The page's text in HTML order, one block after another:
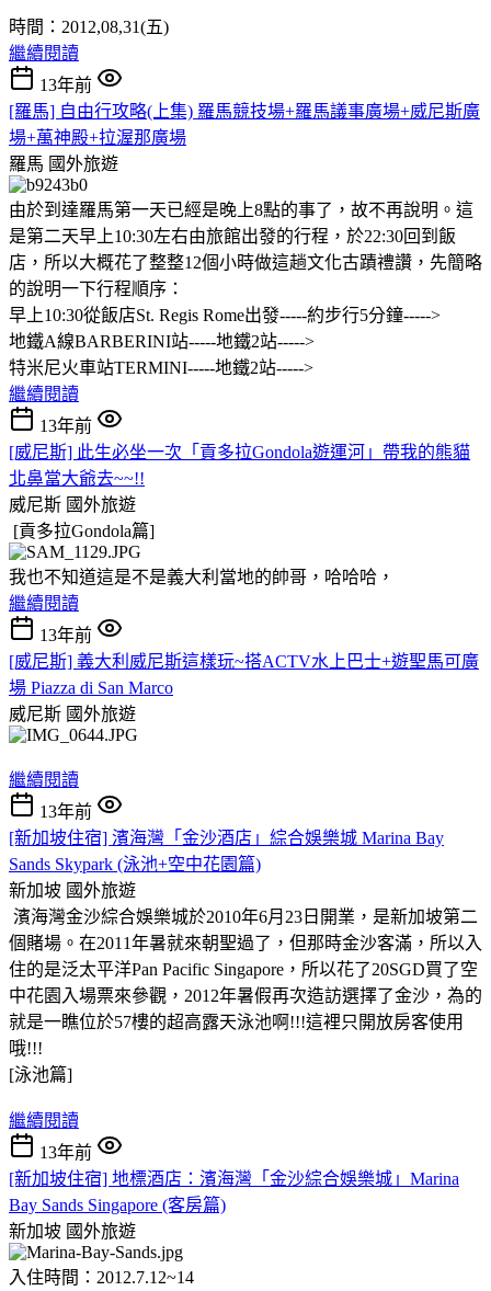
時間：2012,08,31(五)
繼續閱讀
13年前
[羅馬] 自由行攻略(上集) 羅馬競技場+羅馬議事廣場+威尼斯廣
場+萬神殿+拉渥那廣場
羅馬 國外旅遊
由於到達羅馬第一天已經是晚上8點的事了，故不再說明。這
是第二天早上10:30左右由旅館出發的行程，於22:30回到飯
店，所以大概花了整整12個小時做這趟文化古蹟禮讚，先簡略
的說明一下行程順序：
早上10:30從飯店St. Regis Rome出發-----約步行5分鐘----->
地鐵A線BARBERINI站-----地鐵2站----->
特米尼火車站TERMINI-----地鐵2站----->
繼續閱讀
13年前
[威尼斯] 此生必坐一次「貢多拉Gondola遊運河」帶我的熊貓
北鼻當大爺去~~!!
威尼斯 國外旅遊
[貢多拉Gondola篇]
我也不知道這是不是義大利當地的帥哥，哈哈哈，
繼續閱讀
13年前
[威尼斯] 義大利威尼斯這樣玩~搭ACTV水上巴士+遊聖馬可廣
場 Piazza di San Marco
威尼斯 國外旅遊
繼續閱讀
13年前
[新加坡住宿] 濱海灣「金沙酒店」綜合娛樂城 Marina Bay
Sands Skypark (泳池+空中花園篇)
新加坡 國外旅遊
濱海灣金沙綜合娛樂城於2010年6月23日開業，是新加坡第二
個賭場。在2011年暑就來朝聖過了，但那時金沙客滿，所以入
住的是泛太平洋Pan Pacific Singapore，所以花了20SGD買了空
中花園入場票來參觀，2012年暑假再次造訪選擇了金沙，為的
就是一瞧位於57樓的超高露天泳池啊 !!!這裡只開放房客使用
哦!!!
[泳池篇]
繼續閱讀
13年前
[新加坡住宿] 地標酒店：濱海灣「金沙綜合娛樂城」Marina
Bay Sands Singapore (客房篇)
新加坡 國外旅遊
入住時間：2012.7.12~14